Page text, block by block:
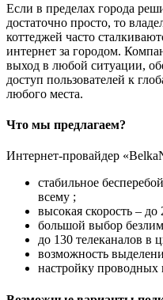
Если в пределах города
достаточно просто, то
коттеджей часто
интернет за городом.
выход в любой ситуации,
доступ пользователей к
любого места.
Что мы предлагаем?
Интернет-провайдер
стабильное
всему ;
высокая скорость –
большой выбор
до 130 телеканалов в
возможность
настройку